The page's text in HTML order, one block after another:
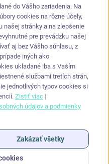
. Všetky práva vyhradené.
cookies
do Vášho zariadenia. Na
cookies na rôzne účely,
našej stránky a na zlepšenie
pre prevádzku našej
aj bez Vášho súhlasu, z
iných ako
ukladané iba s Vaším
službami tretích strán,
jednotlivých typov cookies si
Zistiť viac |
údajov a podmienky
Zakázať všetky